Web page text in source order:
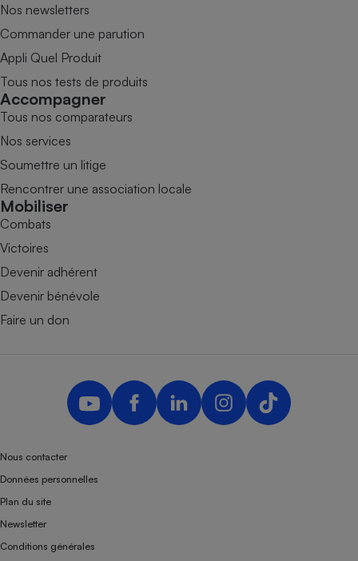
Nos newsletters
Commander une parution
Appli Quel Produit
Tous nos tests de produits
Accompagner
Tous nos comparateurs
Nos services
Soumettre un litige
Rencontrer une association locale
Mobiliser
Combats
Victoires
Devenir adhérent
Devenir bénévole
Faire un don
Nous contacter
Données personnelles
Plan du site
Newsletter
Conditions générales